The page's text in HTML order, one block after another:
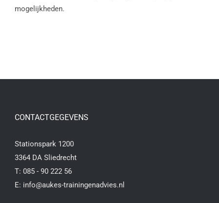
mogelijkheden.
CONTACTGEGEVENS
Stationspark 1200
3364 DA Sliedrecht
T: 085 - 90 222 56
E: info@aukes-trainingenadvies.nl